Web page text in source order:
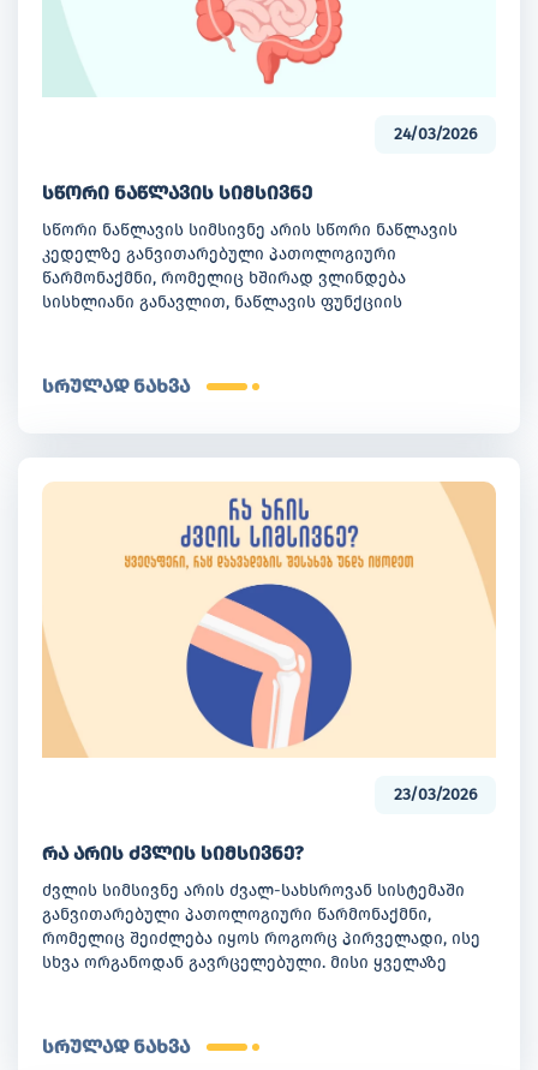
24/03/2026
სწორი ნაწლავის სიმსივნე
სწორი ნაწლავის სიმსივნე არის სწორი ნაწლავის
კედელზე განვითარებული პათოლოგიური
წარმონაქმნი, რომელიც ხშირად ვლინდება
სისხლიანი განავლით, ნაწლავის ფუნქციის
სიმპტომებით. მისი დროული აღმოჩენა
განსაკუთრებით მნიშვნელოვანია, რადგან სწორად
სრულად ნახვა
23/03/2026
რა არის ძვლის სიმსივნე?
ძვლის სიმსივნე არის ძვალ-სახსროვან სისტემაში
განვითარებული პათოლოგიური წარმონაქმნი,
რომელიც შეიძლება იყოს როგორც პირველადი, ისე
სხვა ორგანოდან გავრცელებული. მისი ყველაზე
მოტეხილობის მომატებული რისკი და ზოგჯერ
ნევროლოგიური სიმპტომებიც. დიაგნოსტიკაში
სრულად ნახვა